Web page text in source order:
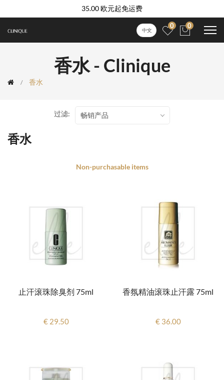
35.00 欧元起免运费
中文
0 0
香水 - Clinique
香水
香水
过滤: 畅销产品
Non-purchasable items
止汗滚珠除臭剂 75ml
€ 29.50
香氛精油滚珠止汗露 75ml
€ 36.00